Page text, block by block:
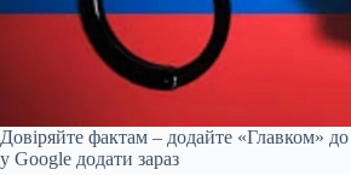
Довіряйте фактам – додайте «Главком»
у Google додати зараз